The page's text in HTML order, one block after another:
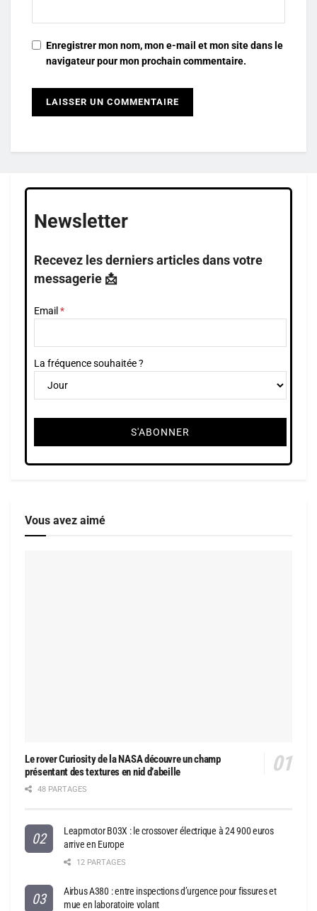
Enregistrer mon nom, mon e-mail et mon site dans le
navigateur pour mon prochain commentaire.
Newsletter
Recevez les derniers articles dans votre
messagerie 📩
Email
La fréquence souhaitée ?
Vous avez aimé
Le rover Curiosity de la NASA découvre un champ
présentant des textures en nid d’abeille
48 PARTAGES
Leapmotor B03X : le crossover électrique à 24 900 euros
arrive en Europe
12 PARTAGES
Airbus A380 : entre inspections d’urgence pour fissures et
mue en laboratoire volant